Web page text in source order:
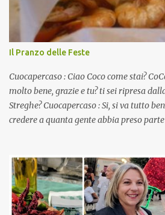
Il Pranzo delle Feste
Cuocapercaso : Ciao Coco come stai?
molto bene, grazie e tu? ti sei ripresa
Streghe? Cuocapercaso : Si, si va tutto
credere a quanta gente abbia preso
pranzo, racconta un po'! Perchè io avrò
Cuocapercaso : A dire il vero domenica
nulla perché vado al Pranzo Aziendale
mie capi! CoCo : Pranzo aziendale? Una